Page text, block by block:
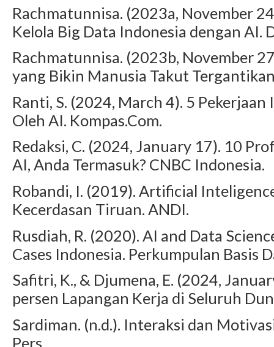
Rachmatunnisa. (2023a, November
Kelola Big Data Indonesia dengan AI.
Rachmatunnisa. (2023b, November
yang Bikin Manusia Takut
Ranti, S. (2024, March 4). 5
Oleh AI. Kompas.Com.
Redaksi, C. (2024, January 17). 10
AI, Anda Termasuk? CNBC Indonesia.
Robandi, I. (2019). Artificial
Kecerdasan Tiruan. ANDI.
Rusdiah, R. (2020). AI and Data
Cases Indonesia. Perkumpulan Basis
Safitri, K., & Djumena, E. (2024,
persen Lapangan Kerja di Seluruh
Sardiman. (n.d.). Interaksi dan
Pers.